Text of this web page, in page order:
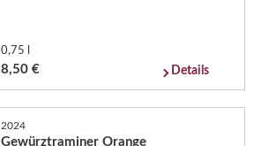
0,75 l
8,50 € Details
2024
Gewürztraminer Orange